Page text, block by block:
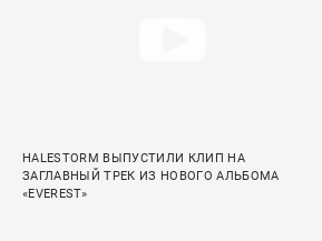
HALESTORM ВЫПУСТИЛИ КЛИП НА
ЗАГЛАВНЫЙ ТРЕК ИЗ НОВОГО АЛЬБОМА
«EVEREST»